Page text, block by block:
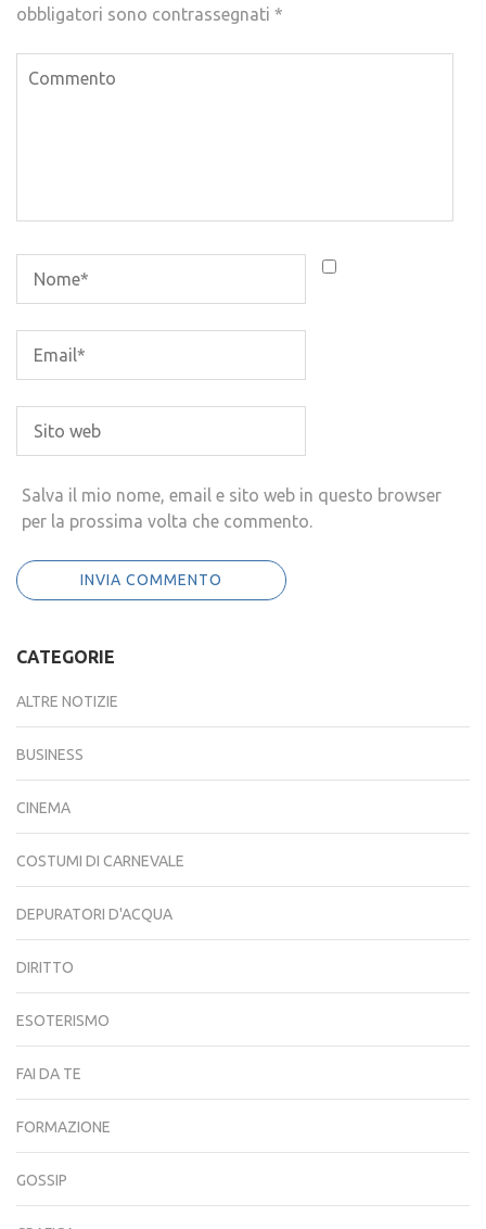
obbligatori sono contrassegnati *
Salva il mio nome, email e sito web in questo browser
per la prossima volta che commento.
CATEGORIE
ALTRE NOTIZIE
BUSINESS
CINEMA
COSTUMI DI CARNEVALE
DEPURATORI D'ACQUA
DIRITTO
ESOTERISMO
FAI DA TE
FORMAZIONE
GOSSIP